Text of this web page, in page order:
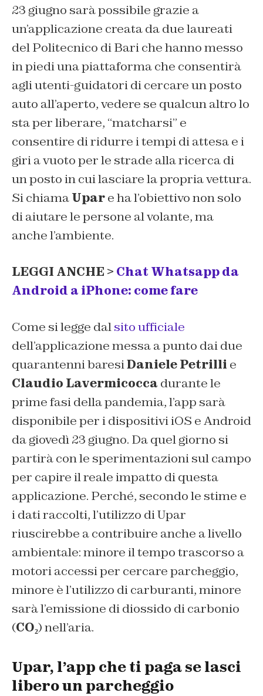
23 giugno sarà possibile grazie a
un’applicazione creata da due laureati
del Politecnico di Bari che hanno messo
in piedi una piattaforma che consentirà
agli utenti-guidatori di cercare un posto
auto all’aperto, vedere se qualcun altro lo
sta per liberare, “matcharsi” e
consentire di ridurre i tempi di attesa e i
giri a vuoto per le strade alla ricerca di
un posto in cui lasciare la propria vettura.
Si chiamaUpare ha l’obiettivo non solo
di aiutare le persone al volante, ma
anche l’ambiente.
LEGGI ANCHE > Chat Whatsapp da
Android a iPhone: come fare
Come si legge dalsito ufficiale
dell’applicazione messa a punto dai due
quarantenni baresiDaniele Petrilli e
Claudio Lavermicocca durante le
prime fasi della pandemia, l’app sarà
disponibile per i dispositivi iOS e Android
da giovedì 23 giugno. Da quel giorno si
partirà con le sperimentazioni sul campo
per capire il reale impatto di questa
applicazione. Perché, secondo le stime e
i dati raccolti, l’utilizzo di Upar
riuscirebbe a contribuire anche a livello
ambientale: minore il tempo trascorso a
motori accessi per cercare parcheggio,
minore è l’utilizzo di carburanti, minore
sarà l’emissione di diossido di carbonio
(CO₂) nell’aria.
Upar, l’app che ti paga se lasci
libero un parcheggio